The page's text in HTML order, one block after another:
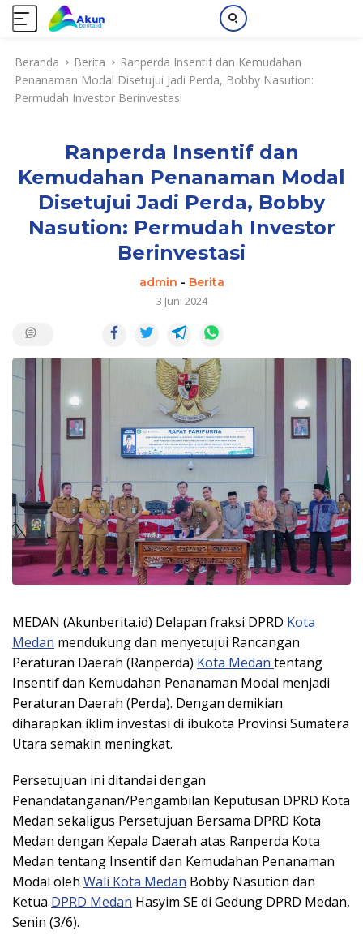
Beranda Berita
Ranperda Insentif dan Kemudahan
Penanaman Modal Disetujui Jadi Perda, Bobby Nasution:
Permudah Investor Berinvestasi
Ranperda Insentif dan
Kemudahan Penanaman Modal
Disetujui Jadi Perda, Bobby
Nasution: Permudah Investor
Berinvestasi
admin - Berita
3 Juni 2024
MEDAN (Akunberita.id) Delapan fraksi DPRD Kota
Medan mendukung dan menyetujui Rancangan
Peraturan Daerah (Ranperda) Kota Medan tentang
Insentif dan Kemudahan Penanaman Modal menjadi
Peraturan Daerah (Perda). Dengan demikian
diharapkan iklim investasi di ibukota Provinsi Sumatera
Utara semakin meningkat.
Persetujuan ini ditandai dengan
Penandatanganan/Pengambilan Keputusan DPRD Kota
Medan sekaligus Persetujuan Bersama DPRD Kota
Medan dengan Kepala Daerah atas Ranperda Kota
Medan tentang Insentif dan Kemudahan Penanaman
Modal oleh Wali Kota Medan Bobby Nasution dan
Ketua DPRD Medan Hasyim SE di Gedung DPRD Medan,
Senin (3/6).